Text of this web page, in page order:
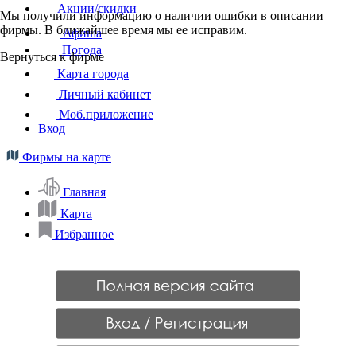
Мы получили информацию о наличии ошибки в описании
фирмы. В ближайшее время мы ее исправим.
Вернуться к фирме
Акции/скидки
Афиша
Погода
Карта города
Личный кабинет
Моб.приложение
Вход
Фирмы на карте
Главная
Карта
Избранное